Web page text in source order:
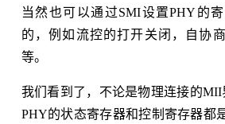
当然也可以通过SMI设置PHY的
的，例如流控的打开关闭，自协
等。
我们看到了，不论是物理连接的
PHY的状态寄存器和控制寄存器都